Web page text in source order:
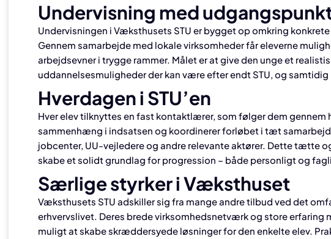
Undervisning med
Undervisningen i Væksthusets STU er bygget op omkring
Gennem samarbejde med lokale virksomheder får eleverne
arbejdsevner i trygge rammer. Målet er at give den unge et
uddannelsesmuligheder der kan være efter endt STU, og
Hverdagen i STU’en
Hver elev tilknyttes en fast kontaktlærer, som følger dem
sammenhæng i indsatsen og koordinerer forløbet i tæt
jobcenter, UU-vejledere og andre relevante aktører. Dette tætte
skabe et solidt grundlag for progression – både personligt og
Særlige styrker i Væksthuset
Væksthusets STU adskiller sig fra mange andre tilbud ved det
erhvervslivet. Deres brede virksomhedsnetværk og store erfaring
muligt at skabe skræddersyede løsninger for den enkelte elev.